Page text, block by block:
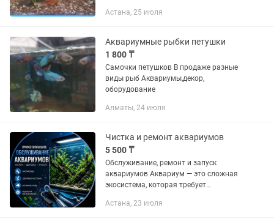
Астана, 25 июля
Аквариумные рыбки петушки
1 800 ₸
Самочки петушков В продаже разные
виды рыб Аквариумы,декор,
оборудование
Алматы, 24 июля
Чистка и ремонт аквариумов
5 500 ₸
Обслуживание, ремонт и запуск
аквариумов Аквариум — это сложная
экосистема, которая требует
обслуживания. Более 5 лет
Астана, 23 июля